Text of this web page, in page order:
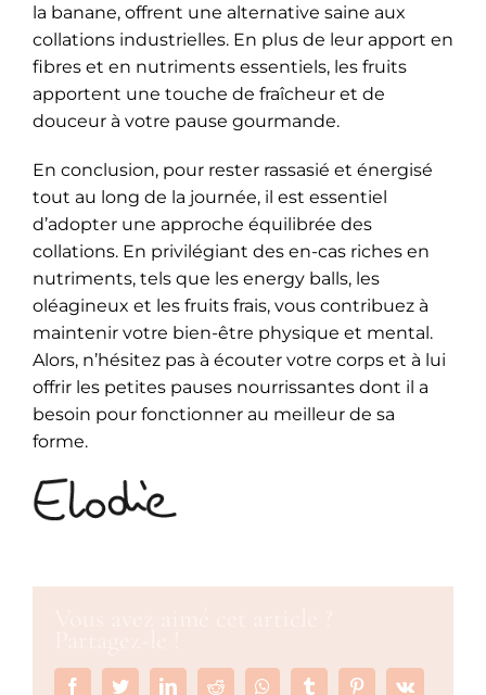
la banane, offrent une alternative saine aux
collations industrielles. En plus de leur apport en
fibres et en nutriments essentiels, les fruits
apportent une touche de fraîcheur et de
douceur à votre pause gourmande.
En conclusion, pour rester rassasié et énergisé
tout au long de la journée, il est essentiel
d’adopter une approche équilibrée des
collations. En privilégiant des en-cas riches en
nutriments, tels que les energy balls, les
oléagineux et les fruits frais, vous contribuez à
maintenir votre bien-être physique et mental.
Alors, n’hésitez pas à écouter votre corps et à lui
offrir les petites pauses nourrissantes dont il a
besoin pour fonctionner au meilleur de sa
forme.
FacebookTwitterLinkedInReddit WhatsappTumblr PinterestVk